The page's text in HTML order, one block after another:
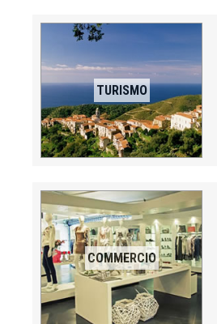
TURISMO
COMMERCIO